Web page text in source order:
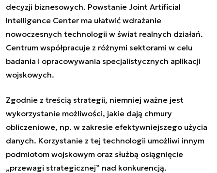
decyzji biznesowych. Powstanie Joint Artificial
Intelligence Center ma ułatwić wdrażanie
nowoczesnych technologii w świat realnych działań.
Centrum współpracuje z różnymi sektorami w celu
badania i opracowywania specjalistycznych aplikacji
wojskowych.
Zgodnie z treścią strategii, niemniej ważne jest
wykorzystanie możliwości, jakie dają chmury
obliczeniowe, np. w zakresie efektywniejszego użycia
danych. Korzystanie z tej technologii umożliwi innym
podmiotom wojskowym oraz służbą osiągnięcie
„przewagi strategicznej” nad konkurencją.